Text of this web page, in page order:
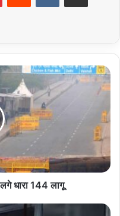
धारा 144 लागू